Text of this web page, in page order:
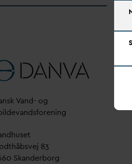
Vand- og
vandsforening
83
Skanderborg